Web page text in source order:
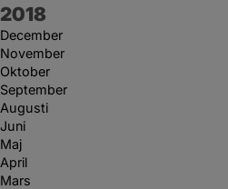
År:
2018
December
November
Oktober
September
Augusti
Juni
Maj
April
Mars